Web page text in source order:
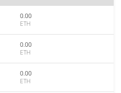
0.00
ETH
0.00
ETH
0.00
ETH